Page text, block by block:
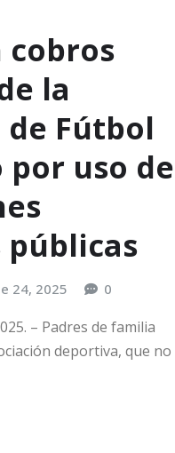
cobros
la
Fútbol
uso de
24, 2025 0
– Padres de familia
deportiva, que no